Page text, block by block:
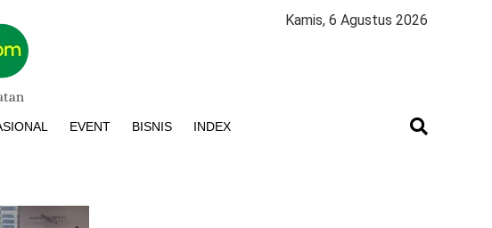
Kamis, 6 Agustus 2026
EVENT BISNIS INDEX